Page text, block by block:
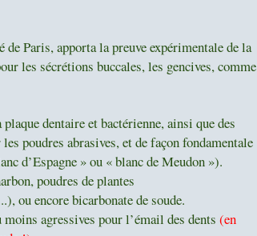
Paris, apporta la preuve expérimentale de la
les sécrétions buccales, les gencives, comme
dentaire et bactérienne, ainsi que des
poudres abrasives, et de façon fondamentale
d’Espagne » ou « blanc de Meudon »).
poudres de plantes
ou encore bicarbonate de soude.
agressives pour l’émail des dents (en